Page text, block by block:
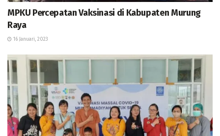
MPKU Percepatan Vaksinasi di Kabupaten Murung
Raya
16 Januari, 2023